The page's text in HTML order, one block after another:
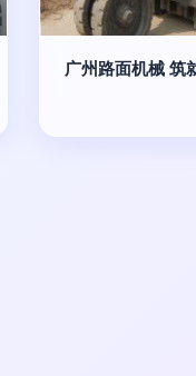
广州路面机械 筑